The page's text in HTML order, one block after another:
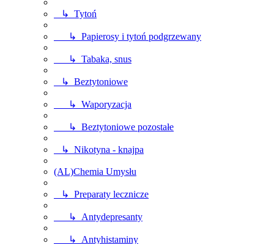
↳ Tytoń
↳ Papierosy i tytoń podgrzewany
↳ Tabaka, snus
↳ Beztytoniowe
↳ Waporyzacja
↳ Beztytoniowe pozostałe
↳ Nikotyna - knajpa
(AL)Chemia Umysłu
↳ Preparaty lecznicze
↳ Antydepresanty
↳ Antyhistaminy